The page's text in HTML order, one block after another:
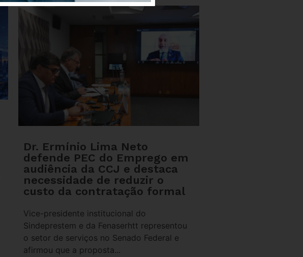
Dr. Ermínio Lima Neto
defende PEC do Emprego em
audiência da CCJ e destaca
necessidade de reduzir o
custo da contratação formal
Vice-presidente institucional do
Sindeprestem e da Fenaserhtt representou
o setor de serviços no Senado Federal e
afirmou que a proposta...